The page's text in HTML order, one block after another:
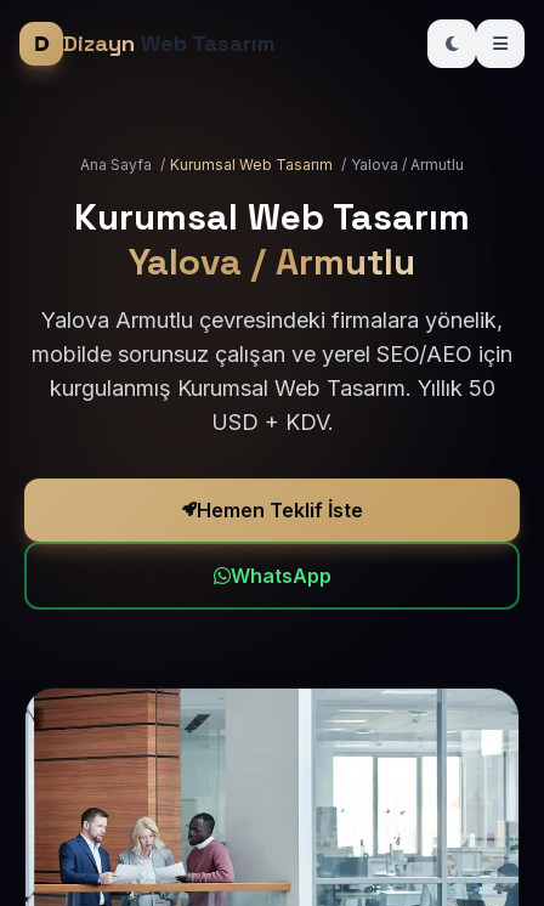
Dizayn Web Tasarım
Ana Sayfa / Kurumsal Web Tasarım / Yalova / Armutlu
Kurumsal Web Tasarım
Yalova / Armutlu
Yalova Armutlu çevresindeki firmalara yönelik,
mobilde sorunsuz çalışan ve yerel SEO/AEO için
kurgulanmış Kurumsal Web Tasarım. Yıllık 50
USD + KDV.
Hemen Teklif İste
WhatsApp